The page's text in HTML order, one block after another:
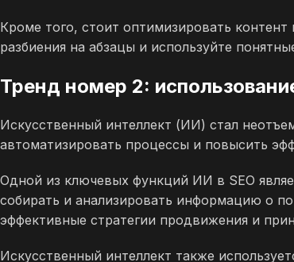
Кроме того, стоит оптимизировать
разбиения на абзацы и используйте
Тренд номер 2:
Искусственный интеллект (ИИ) стал
автоматизировать процессы и повысить
Одной из ключевых функций ИИ в SEO
собирать и анализировать информацию о
эффективные стратегии продвижения и
Искусственный интеллект также